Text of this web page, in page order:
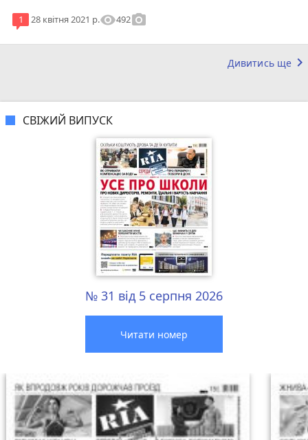
1 28 квітня 2021 р.visibility492photo_camera
Дивитись ще keyboard_arrow_right
СВІЖИЙ ВИПУСК
№ 31 від 5 серпня 2026
Читати номер